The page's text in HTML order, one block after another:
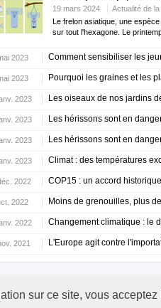
sur ce site, vous
19 mars 2024
Actualité de
Le frelon asiatique, une
sur tout l'hexagone. Le
2023 Comment sensibiliser les
2023 Pourquoi les graines et les
2023 Les oiseaux de nos jardins
2023 Les hérissons sont en
2023 Les hérissons sont en
2023 Climat : des températures
2022 COP15 : un accord
2022 Moins de grenouilles, plus
2022 Changement climatique : le
2021 L'Europe agit contre